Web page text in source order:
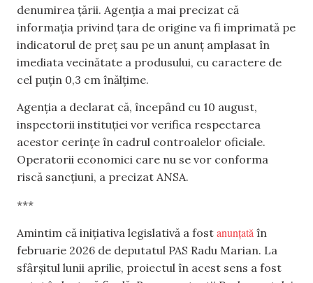
denumirea țării. Agenția a mai precizat că
informația privind țara de origine va fi imprimată pe
indicatorul de preț sau pe un anunț amplasat în
imediata vecinătate a produsului, cu caractere de
cel puțin 0,3 cm înălțime.
Agenția a declarat că, începând cu 10 august,
inspectorii instituției vor verifica respectarea
acestor cerințe în cadrul controalelor oficiale.
Operatorii economici care nu se vor conforma
riscă sancțiuni, a precizat ANSA.
***
Amintim că inițiativa legislativă a fost anunțată în
februarie 2026 de deputatul PAS Radu Marian. La
sfârșitul lunii aprilie, proiectul în acest sens a fost